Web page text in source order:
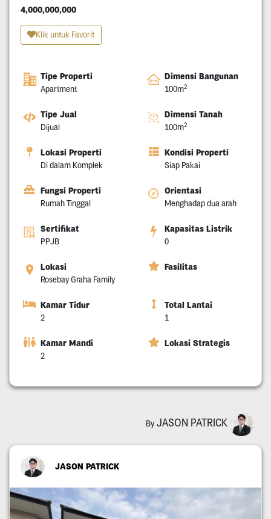
4,000,000,000
Klik untuk Favorit
Tipe Properti
Apartment
Dimensi Bangunan
100m2
Tipe Jual
Dijual
Dimensi Tanah
100m2
Lokasi Properti
Di dalam Komplek
Kondisi Properti
Siap Pakai
Fungsi Properti
Rumah Tinggal
Orientasi
Menghadap dua arah
Sertifikat
PPJB
Kapasitas Listrik
0
Lokasi
Rosebay Graha Family
Fasilitas
Kamar Tidur
2
Total Lantai
1
Kamar Mandi
2
Lokasi Strategis
By JASON PATRICK
JASON PATRICK